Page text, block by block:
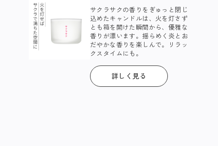
サクラサクの香りをぎゅっと閉じ
込めたキャンドルは、火を灯さず
とも箱を開けた瞬間から、優雅な
香りが漂います。揺らめく炎とお
だやかな香りを楽しんで。​リラッ
クスタイムにも。
詳しく見る